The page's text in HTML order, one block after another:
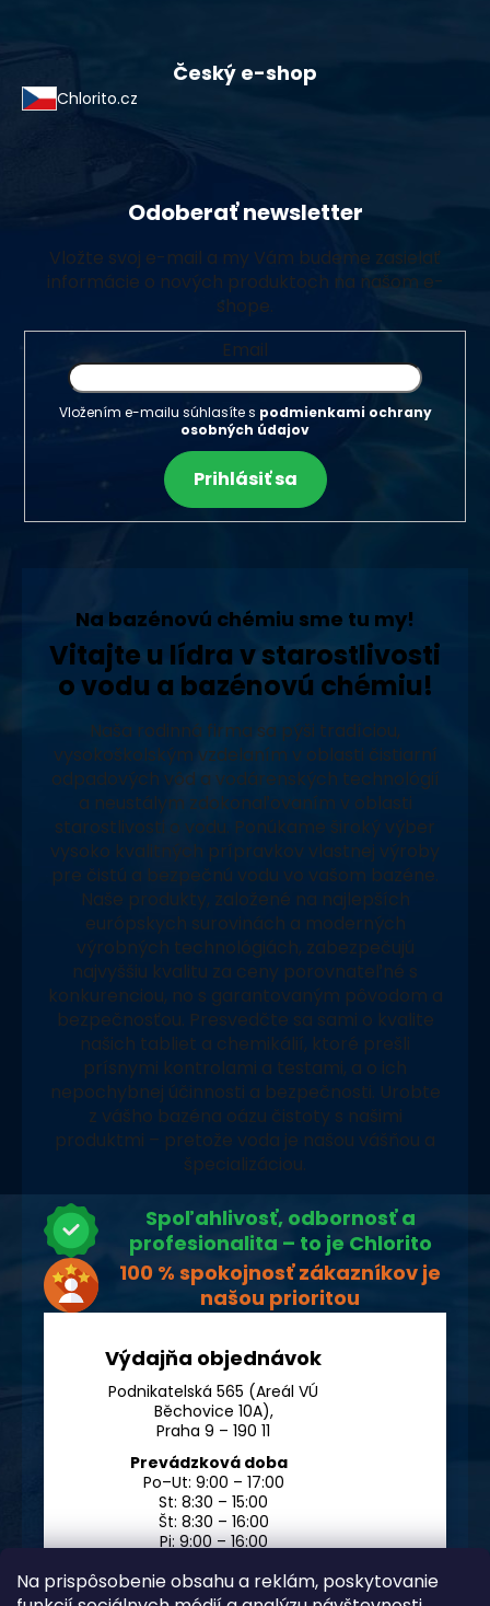
Na prispôsobenie obsahu a reklám, poskytovanie
Český e-shop
Chlorito.cz
Odoberať newsletter
Vložte svoj e-mail a my Vám budeme zasielať
informácie o nových produktoch na našom e-
shope.
Email
Vložením e-mailu súhlasíte s podmienkami ochrany
osobných údajov
Prihlásiť sa
Na bazénovú chémiu sme tu my!
Vitajte u lídra v starostlivosti
o vodu a bazénovú chémiu!
Naša rodinná firma sa pýši tradíciou,
vysokoškolským vzdelaním v oblasti čistiarní
odpadových vôd a vodárenských technológií
a neustálym zdokonaľovaním v oblasti
starostlivosti o vodu. Ponúkame široký výber
vysoko kvalitných prípravkov vlastnej výroby
pre čistú a bezpečnú vodu vo vašom bazéne.
Naše produkty, založené na najlepších
európskych surovinách a moderných
výrobných technológiách, zabezpečujú
najvyššiu kvalitu za ceny porovnateľné s
konkurenciou, no s garantovaným pôvodom a
bezpečnosťou. Presvedčte sa sami o kvalite
našich tabliet a chemikálií, ktoré prešli
prísnymi kontrolami a testami, a o ich
nepochybnej účinnosti a bezpečnosti. Urobte
z vášho bazéna oázu čistoty s našimi
produktmi – pretože voda je našou vášňou a
špecializáciou.
Spoľahlivosť, odbornosť a
profesionalita – to je Chlorito
100 % spokojnosť zákazníkov je
našou prioritou
Výdajňa objednávok
Podnikatelská 565 (Areál VÚ
Běchovice 10A),
Praha 9 – 190 11
Prevádzková doba
Po–Ut: 9:00 – 17:00
St: 8:30 – 15:00
Št: 8:30 – 16:00
Pi: 9:00 – 16:00